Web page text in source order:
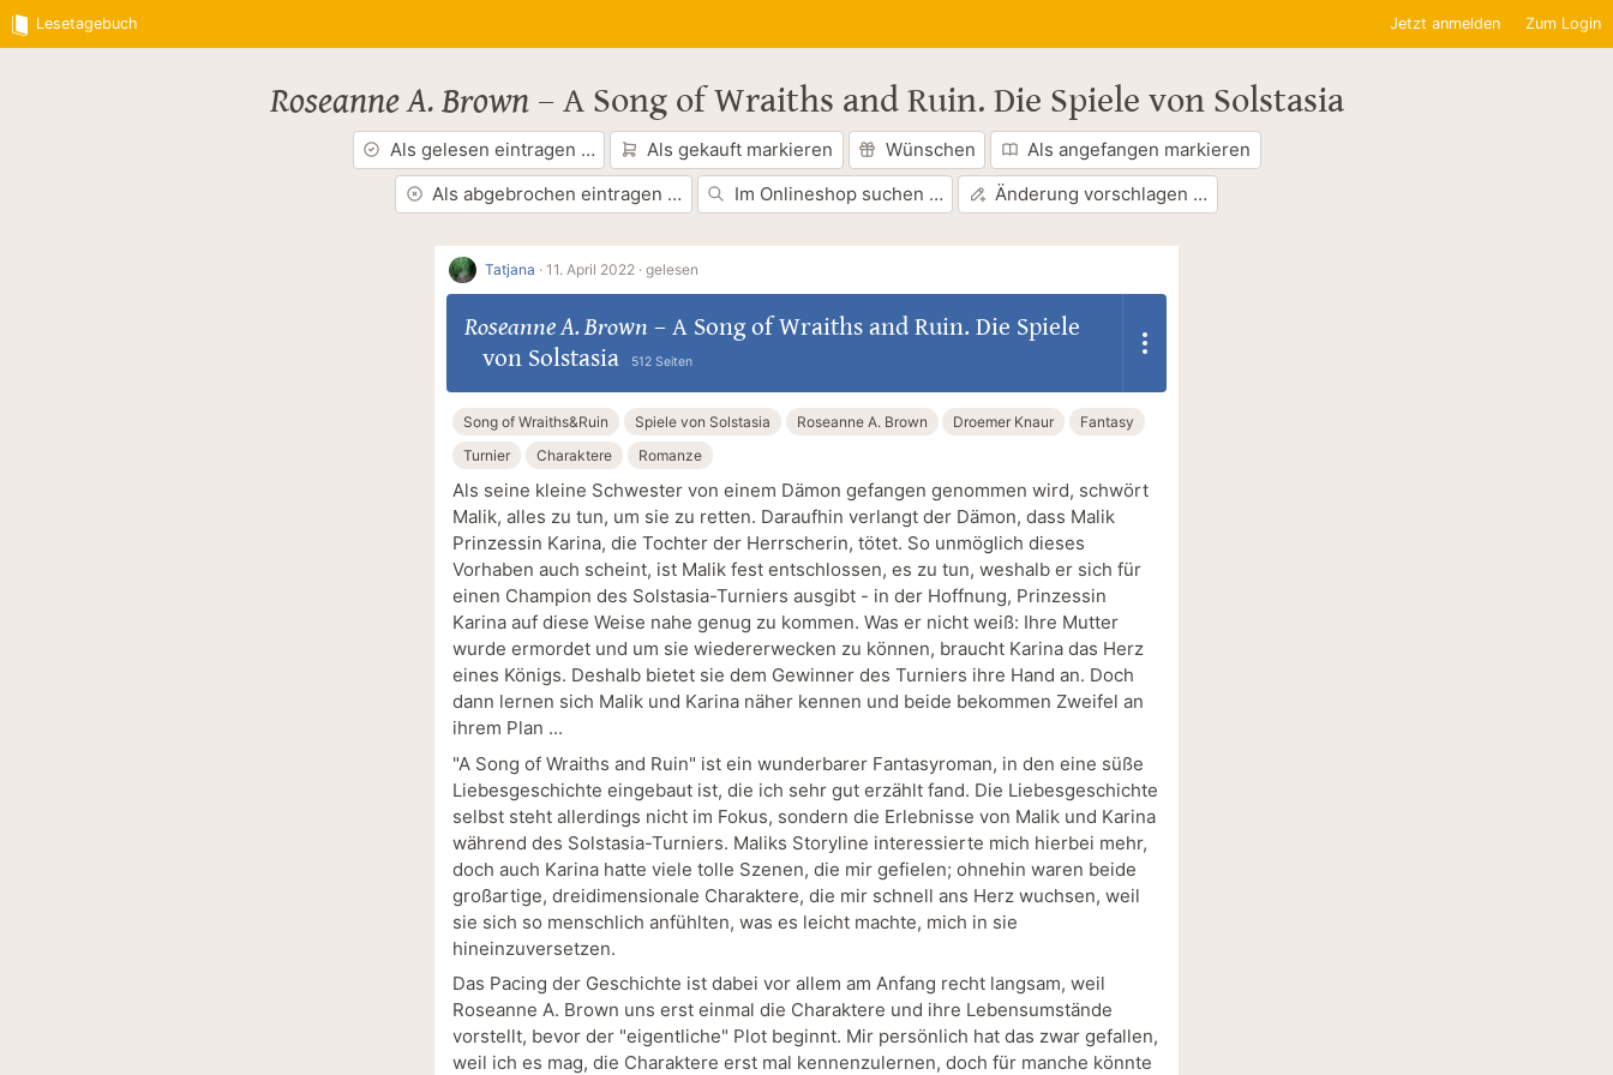
Lesetagebuch Jetzt anmelden Zum Login
Roseanne A. Brown– A Song of Wraiths and Ruin. Die Spiele von Solstasia
Als gelesen eintragen … Als gekauft markieren Wünschen
Als angefangen markieren
Als abgebrochen eintragen …
Im Onlineshop suchen … Änderung vorschlagen …
Tatjana · 11. April 2022 · gelesen
Roseanne A. Brown – A Song of Wraiths and Ruin. Die Spiele
von Solstasia
512 Seiten
Song of Wraiths&Ruin Spiele von Solstasia Roseanne A. Brown Droemer Knaur
Fantasy
Turnier
Charaktere Romanze
Als seine kleine Schwester von einem Dämon gefangen genommen wird, schwört
Malik, alles zu tun, um sie zu retten. Daraufhin verlangt der Dämon, dass Malik
Prinzessin Karina, die Tochter der Herrscherin, tötet. So unmöglich dieses
Vorhaben auch scheint, ist Malik fest entschlossen, es zu tun, weshalb er sich für
einen Champion des Solstasia-Turniers ausgibt - in der Hoffnung, Prinzessin
Karina auf diese Weise nahe genug zu kommen. Was er nicht weiß: Ihre Mutter
wurde ermordet und um sie wiedererwecken zu können, braucht Karina das Herz
eines Königs. Deshalb bietet sie dem Gewinner des Turniers ihre Hand an. Doch
dann lernen sich Malik und Karina näher kennen und beide bekommen Zweifel an
ihrem Plan ...
"A Song of Wraiths and Ruin" ist ein wunderbarer Fantasyroman, in den eine süße
Liebesgeschichte eingebaut ist, die ich sehr gut erzählt fand. Die Liebesgeschichte
selbst steht allerdings nicht im Fokus, sondern die Erlebnisse von Malik und Karina
während des Solstasia-Turniers. Maliks Storyline interessierte mich hierbei mehr,
doch auch Karina hatte viele tolle Szenen, die mir gefielen; ohnehin waren beide
großartige, dreidimensionale Charaktere, die mir schnell ans Herz wuchsen, weil
sie sich so menschlich anfühlten, was es leicht machte, mich in sie
hineinzuversetzen.
Das Pacing der Geschichte ist dabei vor allem am Anfang recht langsam, weil
Roseanne A. Brown uns erst einmal die Charaktere und ihre Lebensumstände
vorstellt, bevor der "eigentliche" Plot beginnt. Mir persönlich hat das zwar gefallen,
weil ich es mag, die Charaktere erst mal kennenzulernen, doch für manche könnte